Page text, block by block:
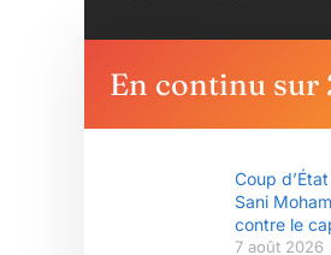
En continu sur
Coup
Sani
contre le
7 août 2026